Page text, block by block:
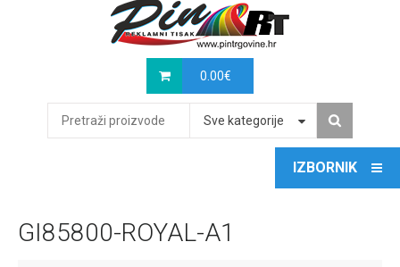
0.00€
Sve kategorije
GI85800-ROYAL-A1